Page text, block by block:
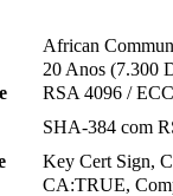
African
20 Anos (7.300
RSA 4096 /
SHA-384 com
Key Cert Sign,
CA:TRUE,